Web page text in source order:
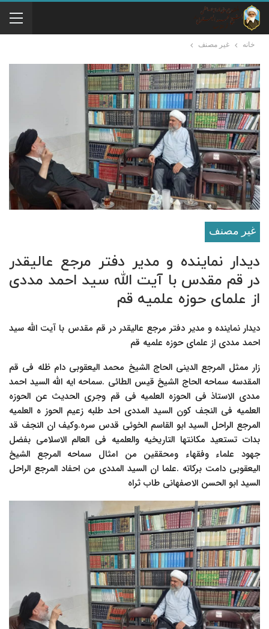
خانه غير مصنف
غير مصنف
دیدار نماینده و مدیر دفتر مرجع عالیقدر
در قم مقدس با آیت الله سید احمد مددی
از علمای حوزه علمیه قم
دیدار نماینده و مدیر دفتر مرجع عالیقدر در قم مقدس با آیت الله سید
احمد مددی از علمای حوزه علمیه قم
زار ممثل المرجع الدینی الحاج الشیخ محمد الیعقوبی دام ظله فی قم
المقدسه سماحه الحاج الشیخ قیس الطائی .سماحه ایه الله السید احمد
مددی الاستاذ فی الحوزه العلمیه فی قم وجرى الحدیث عن الحوزه
العلمیه فی النجف کون السید المددی احد طلبه زعیم الحوز ه العلمیه
المرجع الراحل السید ابو القاسم الخوئی قدس سره.وکیف ان النجف قد
بدات تستعید مکانتها التاریخیه والعلمیه فی العالم الاسلامی بفضل
جهود علماء وفقهاء ومحققین من امثال سماحه المرجع الشیخ
الیعقوبی دامت برکاته .علما ان السید المددی من احفاد المرجع الراحل
السید ابو الحسن الاصفهانی طاب ثراه